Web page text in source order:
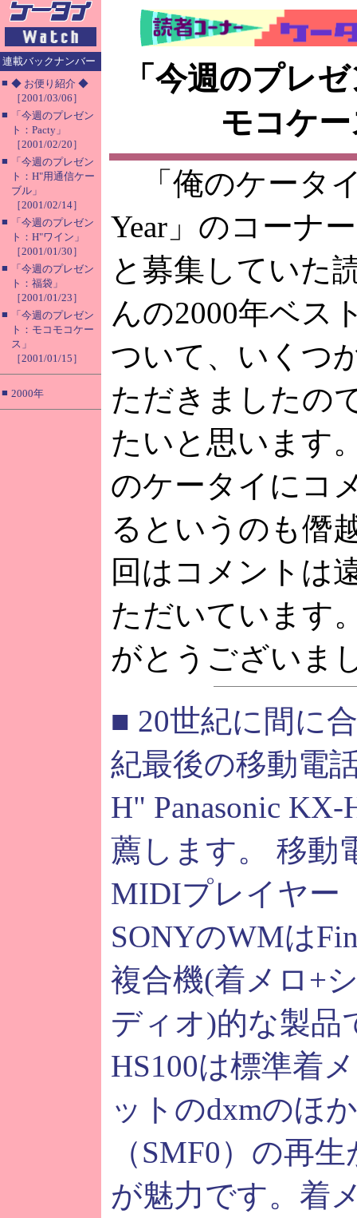
連載バックナンバー
■ ◆ お便り紹介 ◆
［2001/03/06］
■
「今週のプレゼン
ト：Pacty」
［2001/02/20］
■
「今週のプレゼン
ト：H"用通信ケー
ブル」
［2001/02/14］
■
「今週のプレゼン
ト：H"ワイン」
［2001/01/30］
■
「今週のプレゼン
ト：福袋」
［2001/01/23］
■
「今週のプレゼン
ト：モコモコケー
ス」
［2001/01/15］
■ 2000年
「今週のプレ
モコケ
「俺のケータ
Year」のコーナ
と募集していた
んの2000年ベス
ついて、いくつ
ただきましたの
たいと思います
のケータイにコ
るというのも僭
回はコメントは
ただいています
がとうございま
■ 20世紀に間に
紀最後の移動電
H" Panasonic KX-
薦します。 移動
MIDIプレイヤ
SONYのWMは
複合機(着メロ+
ディオ)的な製品
HS100は標準着
ットのdxmのほ
（SMF0）の再
が魅力です。着